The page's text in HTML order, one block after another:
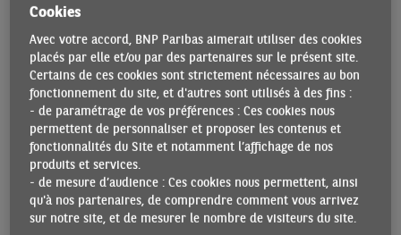
énergétique de 2022, qui l’a frappée deux fois plus
durement que l’économie américaine (en termes de
dépenses énergétiques rapportées au PIB). En zone euro, la
production industrielle a chuté de près de 6% entre son
point haut et son point bas. Mais depuis le début de l’année
2025, elle rebondit au-dessus de son niveau d’avant-Covid.
L’Europe demeure exportatrice nette de biens industriels,
même si elle enregistre désormais un déficit vis-à-vis de la
Chine. Y compris face à Pékin, elle conserve des avantages
compétitifs dans l’aéronautique, la pharmacie et plusieurs
Cookies
Avec votre accord, BNP Paribas aimerait utiliser des cookies
placés par elle et/ou par des partenaires sur le présent site.
Certains de ces cookies sont strictement nécessaires au bon
fonctionnement du site, et d'autres sont utilisés à des fins :
- de paramétrage de vos préférences : Ces cookies nous
permettent de personnaliser et proposer les contenus et
fonctionnalités du Site et notamment l’affichage de nos
produits et services.
- de mesure d’audience : Ces cookies nous permettent, ainsi
qu'à nos partenaires, de comprendre comment vous arrivez
sur notre site, et de mesurer le nombre de visiteurs du site.